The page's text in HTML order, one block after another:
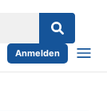
Anmelden